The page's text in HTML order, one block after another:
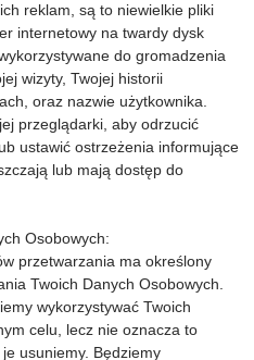
reklam, są to niewielkie pliki
internetowy na twardy dysk
do gromadzenia
wizyty, Twojej historii
oraz nazwie użytkownika.
przeglądarki, aby odrzucić
ustawić ostrzeżenia informujące
lub mają dostęp do
Osobowych:
przetwarzania ma określony
Twoich Danych Osobowych.
wykorzystywać Twoich
celu, lecz nie oznacza to
usuniemy. Będziemy